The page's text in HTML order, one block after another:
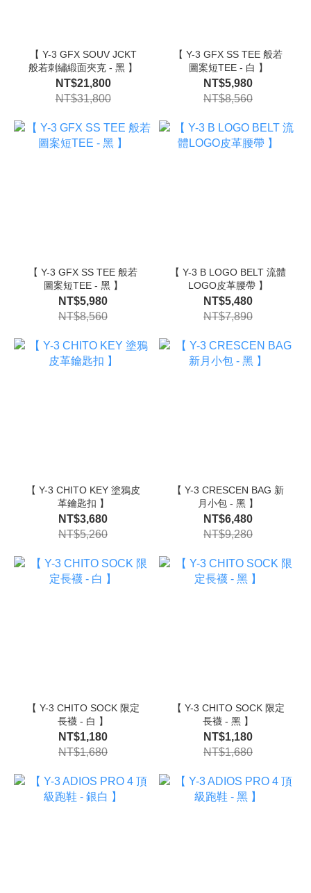
【 Y-3 GFX SOUV JCKT
般若刺繡緞面夾克 - 黑 】
NT$21,800
NT$31,800
【 Y-3 GFX SS TEE 般若
圖案短TEE - 白 】
NT$5,980
NT$8,560
【 Y-3 GFX SS TEE 般若
圖案短TEE - 黑 】
NT$5,980
NT$8,560
【 Y-3 B LOGO BELT 流體
LOGO皮革腰帶 】
NT$5,480
NT$7,890
【 Y-3 CHITO KEY 塗鴉皮
革鑰匙扣 】
NT$3,680
NT$5,260
【 Y-3 CRESCEN BAG 新
月小包 - 黑 】
NT$6,480
NT$9,280
【 Y-3 CHITO SOCK 限定
長襪 - 白 】
NT$1,180
NT$1,680
【 Y-3 CHITO SOCK 限定
長襪 - 黑 】
NT$1,180
NT$1,680